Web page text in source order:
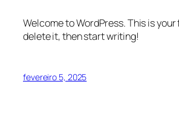
Welcome to WordPress. This is
delete it, then start writing!
fevereiro 5, 2025